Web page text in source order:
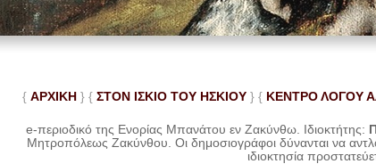
{ ΑΡΧΙΚΗ } { ΣΤΟΝ ΙΣΚΙΟ ΤΟΥ ΗΣΚΙΟΥ } { ΚΕΝΤΡΟ ΛΟΓΟΥ
e-περιοδικό της Ενορίας Μπανάτου εν Ζακύνθω. Ιδιοκτήτης:
Μητροπόλεως Ζακύνθου.Οι δημοσιογράφοι δύνανται να
ιδιοκτησία